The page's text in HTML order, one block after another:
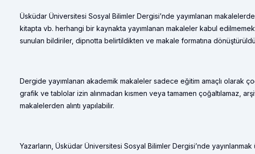
Üsküdar Üniversitesi Sosyal Bilimler Dergisi’nde yayımlanan
kitapta vb. herhangi bir kaynakta yayımlanan makaleler kabul
sunulan bildiriler, dipnotta belirtildikten ve makale formatına
Dergide yayımlanan akademik makaleler sadece eğitim amaçlı olarak
grafik ve tablolar izin alınmadan kısmen veya tamamen çoğaltılamaz,
makalelerden alıntı yapılabilir.
Yazarların, Üsküdar Üniversitesi Sosyal Bilimler Dergisi’nde